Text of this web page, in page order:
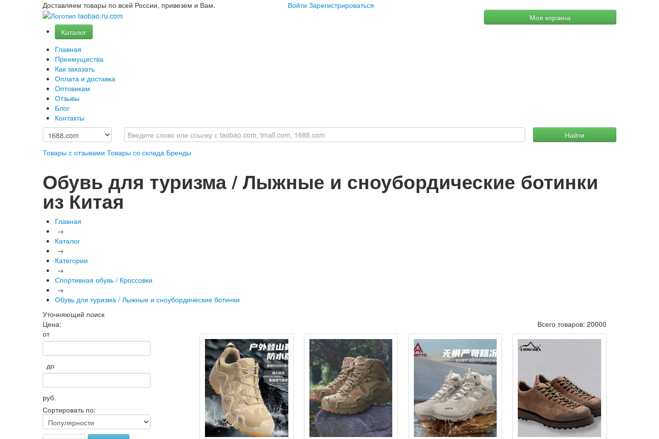
Доставляем товары по всей России, привезем и Вам. Войти Зарегистрироваться
Моя корзина
Каталог
Главная
Преимущества
Как заказать
Оплата и доставка
Оптовикам
Отзывы
Блог
Контакты
Товары с отзывами Товары со склада Бренды
Найти
Обувь для туризма / Лыжные и сноубордические ботинки
из Китая
Главная
→
Каталог
→
Категории
→
Спортивная обувь / Кроссовки
→
Обувь для туризма / Лыжные и сноубордические ботинки
Уточняющий поиск
Цена:
от
до
руб.
Сортировать по:
Всего товаров: 20000